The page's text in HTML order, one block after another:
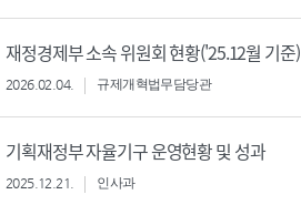
재정경제부 소속 위원회 현황('25.12월 기준)
2026.02.04. 규제개혁법무담당관
기획재정부 자율기구 운영현황 및 성과
2025.12.21. 인사과